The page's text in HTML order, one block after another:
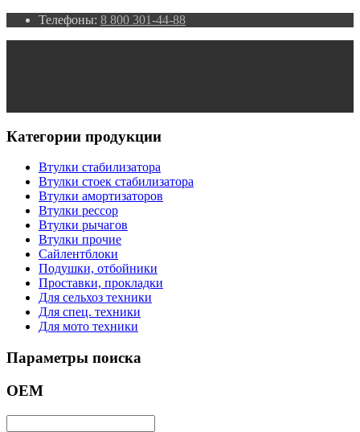
Телефоны: 8 800 301-44-88
Категории продукции
Втулки стабилизатора
Втулки стоек стабилизатора
Втулки амортизаторов
Втулки рессор
Втулки рычагов
Втулки прочие
Сайлентблоки
Подушки, отбойники
Проставки, прокладки
Для сельхоз техники
Для спец. техники
Для мото техники
Параметры поиска
ОЕМ